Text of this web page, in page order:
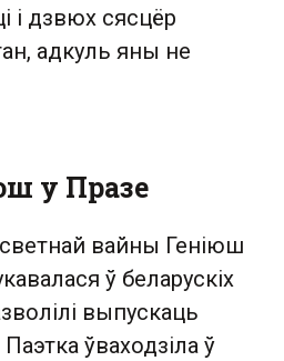
і дзвюх сясцёр
адкуль яны не
у Празе
вайны Геніюш
ў беларускіх
выпускаць
ўваходзіла ў